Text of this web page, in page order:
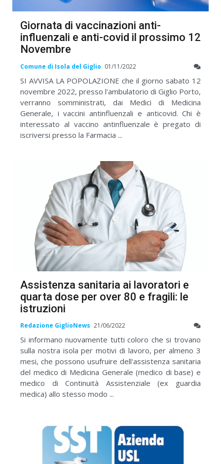
Giornata di vaccinazioni anti-
influenzali e anti-covid il prossimo 12
Novembre
Comune di Isola del Giglio 01/11/2022
SI AVVISA LA POPOLAZIONE che il giorno sabato 12
novembre 2022, presso l'ambulatorio di Giglio Porto,
verranno somministrati, dai Medici di Medicina
Generale, i vaccini antinfluenzali e anticovid. Chi è
interessato al vaccino antinfluenzale è pregato di
iscriversi presso la Farmacia ...
Assistenza sanitaria ai lavoratori e
quarta dose per over 80 e fragili: le
istruzioni
Redazione GiglioNews 21/06/2022
Si informano nuovamente tutti coloro che si trovano
sulla nostra isola per motivi di lavoro, per almeno 3
mesi, che possono usufruire dell'assistenza sanitaria
del medico di Medicina Generale (medico di base) e
medico di Continuità Assistenziale (ex guardia
medica) allo stesso modo ...